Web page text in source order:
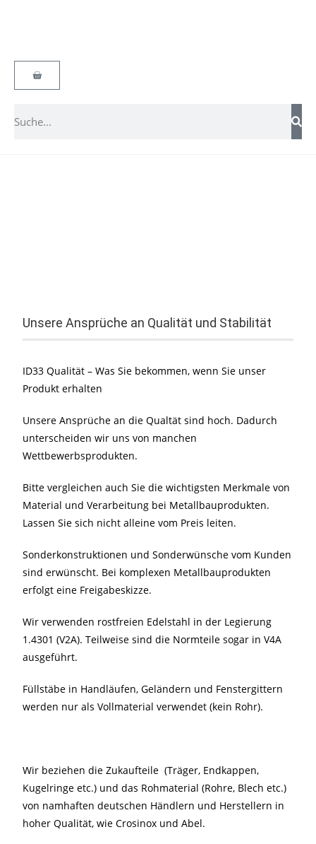
Unsere Ansprüche an Qualität und Stabilität
ID33 Qualität – Was Sie bekommen, wenn Sie unser
Produkt erhalten
Unsere Ansprüche an die Qualtät sind hoch. Dadurch
unterscheiden wir uns von manchen
Wettbewerbsprodukten.
Bitte vergleichen auch Sie die wichtigsten Merkmale von
Material und Verarbeitung bei Metallbauprodukten.
Lassen Sie sich nicht alleine vom Preis leiten.
Sonderkonstruktionen und Sonderwünsche vom Kunden
sind erwünscht. Bei komplexen Metallbauprodukten
erfolgt eine Freigabeskizze.
Wir verwenden rostfreien Edelstahl in der Legierung
1.4301 (V2A). Teilweise sind die Normteile sogar in V4A
ausgeführt.
Füllstäbe in Handläufen, Geländern und Fenstergittern
werden nur als Vollmaterial verwendet (kein Rohr).
Wir beziehen die Zukaufteile (Träger, Endkappen,
Kugelringe etc.) und das Rohmaterial (Rohre, Blech etc.)
von namhaften deutschen Händlern und Herstellern in
hoher Qualität, wie Crosinox und Abel.